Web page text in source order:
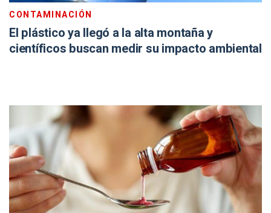
CONTAMINACIÓN
El plástico ya llegó a la alta montaña y
científicos buscan medir su impacto ambiental